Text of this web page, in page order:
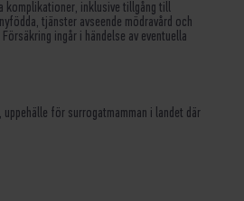
komplikationer, inklusive tillgång till
tjänster avseende mödravård och
ingår i händelse av eventuella
för surrogatmamman i landet där